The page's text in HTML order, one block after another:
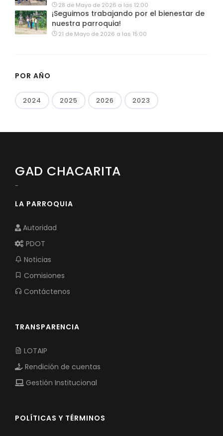
28 de Mayo de 2026 a las 12:00
¡Seguimos trabajando por el bienestar de
nuestra parroquia!
21 de Mayo de 2026 a las 15:00
POR AÑO
2024 2025 2026 2023
GAD CHACARITA
-
LA PARROQUIA
Autoridad
PDOT
Noticias
Comisiones
Contáctenos
TRANSPARENCIA
LOTAIP
Rendición de cuentas
Gestión Institucional
POLÍTICAS Y TÉRMINOS